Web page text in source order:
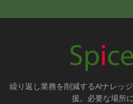
繰り返し業務を削減するAIナレッ
援。必要な場所